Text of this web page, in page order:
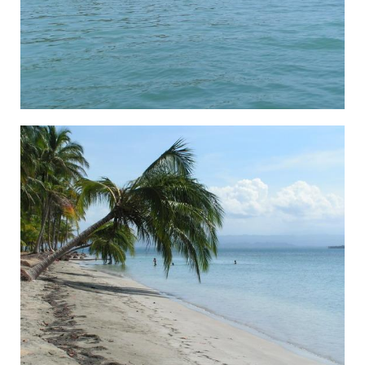
××™×™ ×‘×•×§×¡-×“×Œ-×˜×•×¨×•×¡, ×¤× ×Ž×”.